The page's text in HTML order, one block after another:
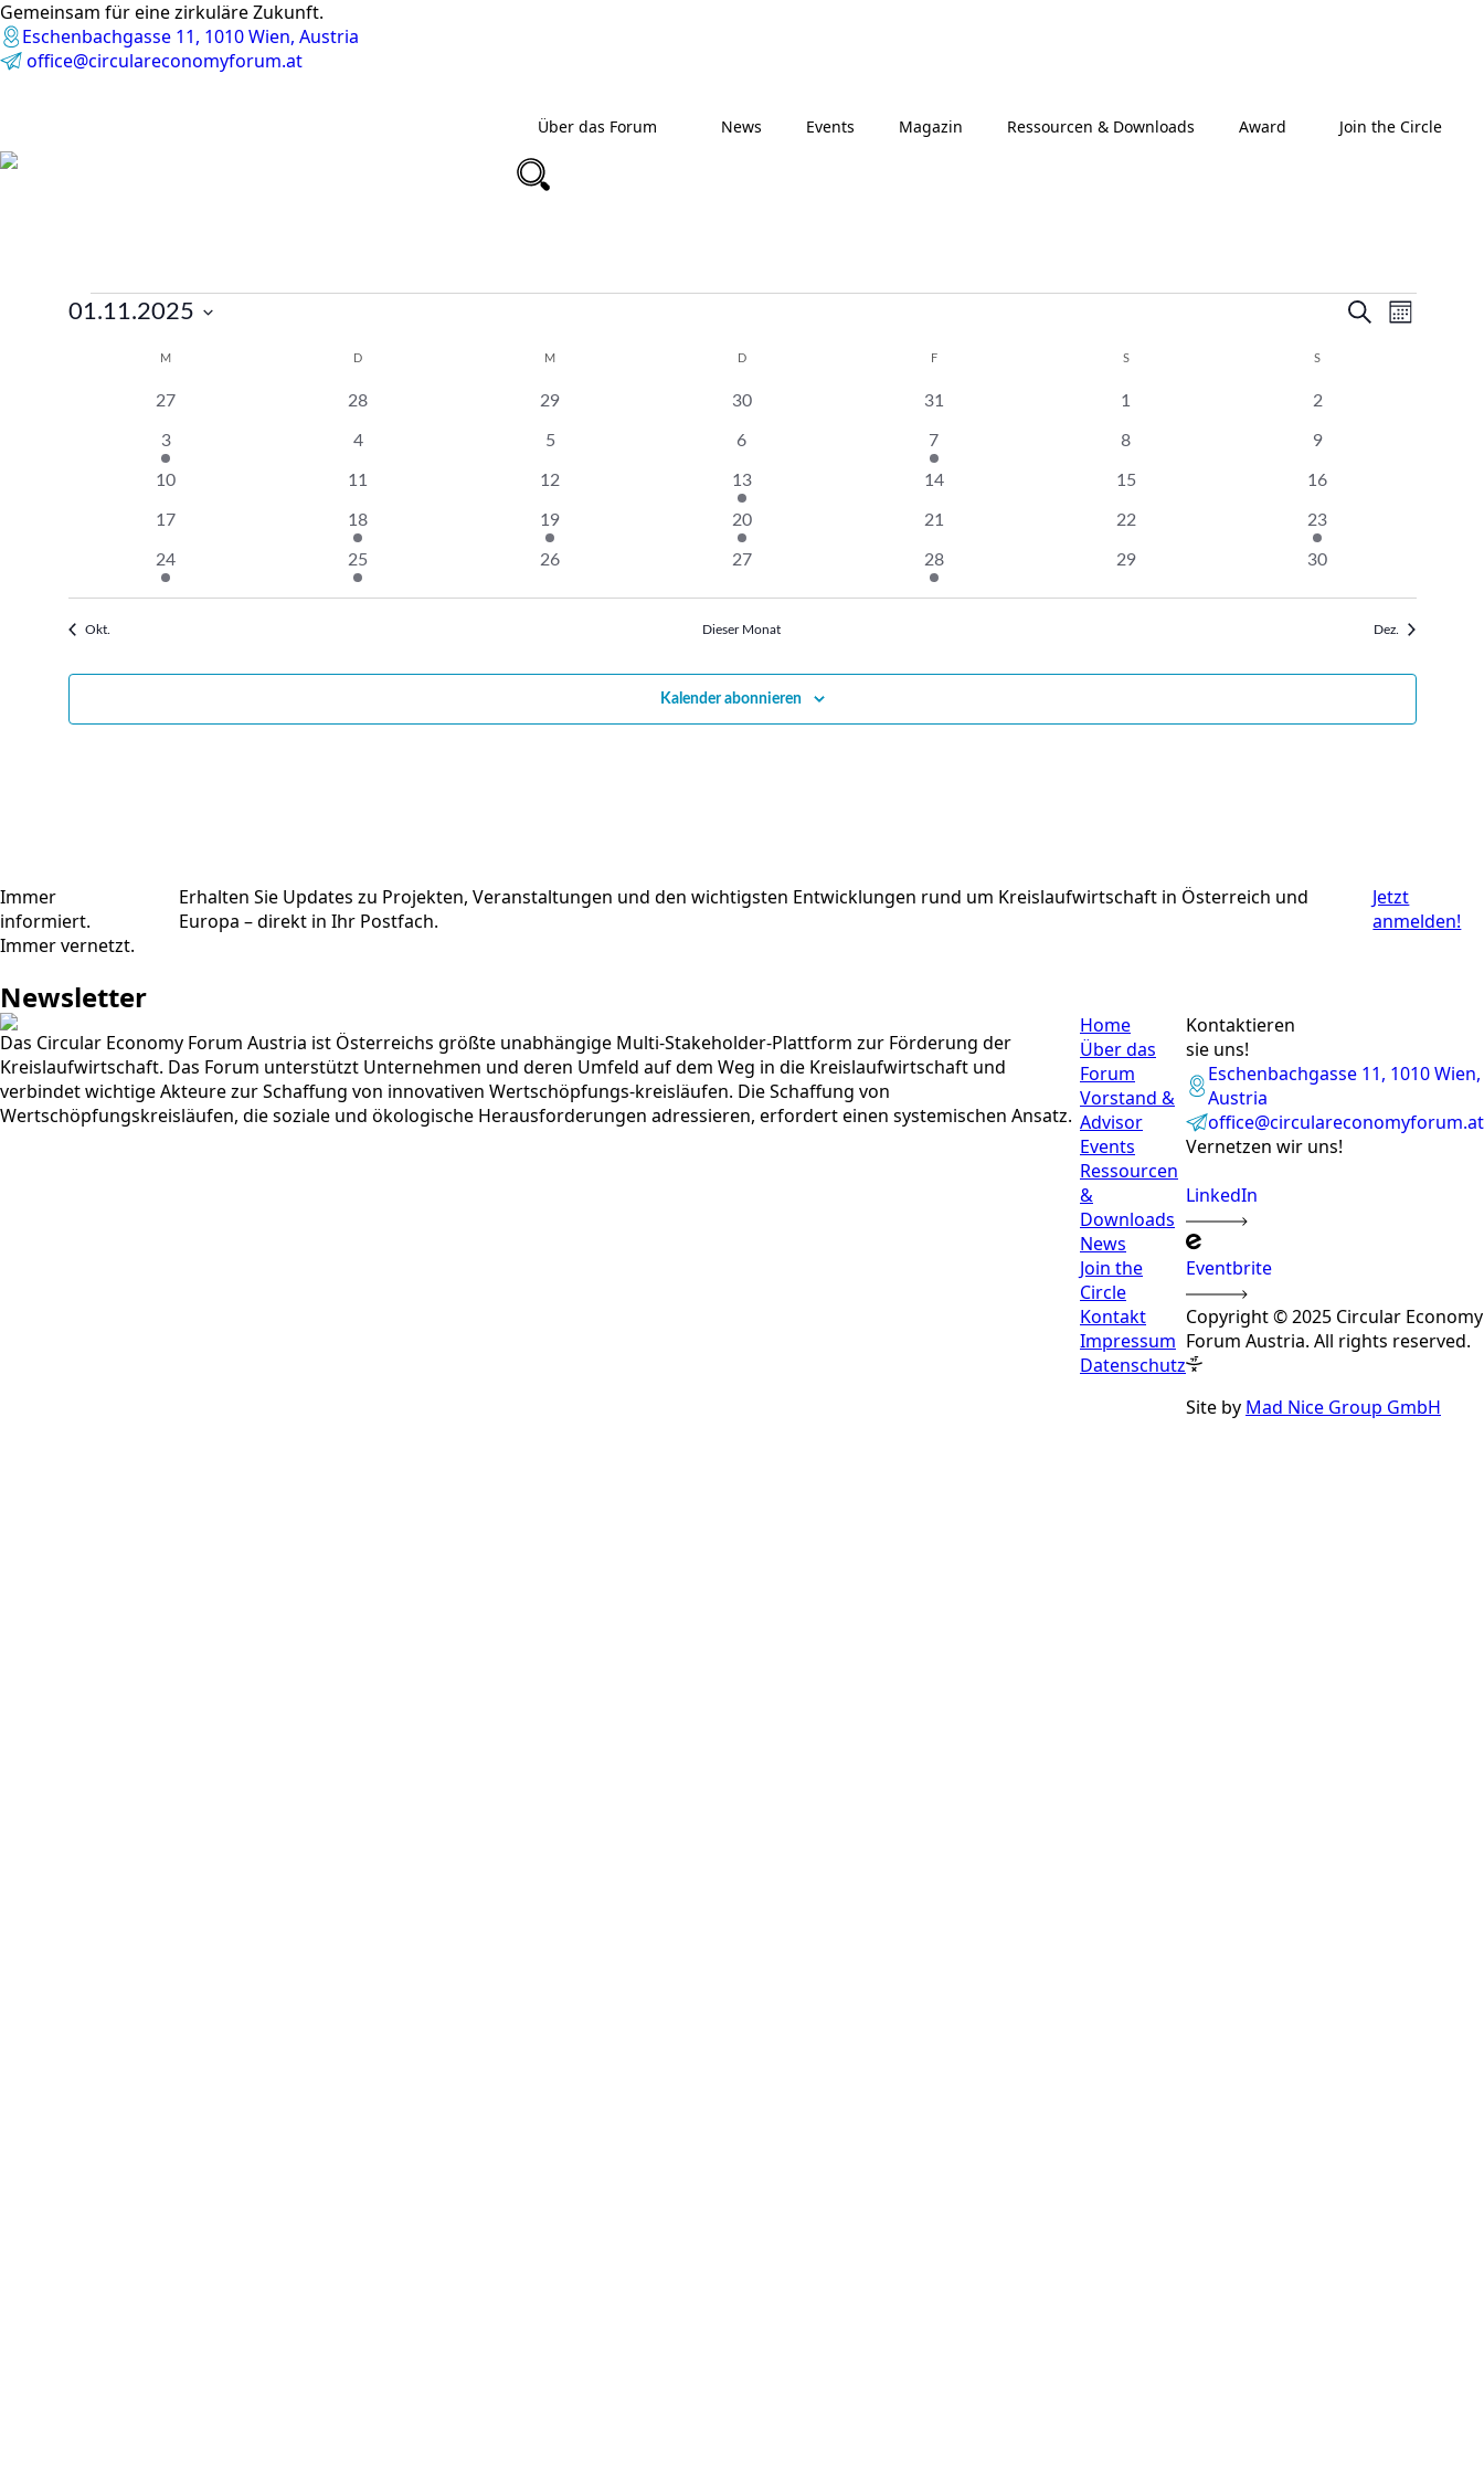
Gemeinsam für eine zirkuläre Zukunft.
Eschenbachgasse 11, 1010 Wien, Austria
office@circulareconomyforum.at
Über das Forum News Events Magazin Ressourcen & Downloads Award Join the Circle
Veranstaltungen SucheMonat
01.11.2025
Kalender
M D M DDONNERSTAG FFREITAG SSAMSTAG S
0
27
0
28
0
29
0
30
0
31
0
1
0
2
1
Veranstaltung
3
0
4
0
5
0
6
1
Veranstaltung
7
0
8
0
9
0
10
0
11
0
12
1
Veranstaltung
13
0
14
0
15
0
16
0
17
1
Veranstaltung
18
1
Veranstaltung
19
1
Veranstaltung
20
0
21
0
22
1
Veranstaltung
23
2
Veranstaltungen
24
1
Veranstaltung
25
0
26
0
27
1
Veranstaltung
28
0
29
0
30
Okt. Dieser Monat Dez.
Kalender abonnieren
Immer
informiert.
Immer vernetzt.
Newsletter
Erhalten Sie Updates zu Projekten, Veranstaltungen und den wichtigsten Entwicklungen rund um Kreislaufwirtschaft in Österreich und
Europa – direkt in Ihr Postfach.
Jetzt
anmelden!
Das Circular Economy Forum Austria ist Österreichs größte unabhängige Multi-Stakeholder-Plattform zur Förderung der
Kreislaufwirtschaft. Das Forum unterstützt Unternehmen und deren Umfeld auf dem Weg in die Kreislaufwirtschaft und
verbindet wichtige Akteure zur Schaffung von innovativen Wertschöpfungs-kreisläufen. Die Schaffung von
Wertschöpfungskreisläufen, die soziale und ökologische Herausforderungen adressieren, erfordert einen systemischen Ansatz.
Home
Über das
Forum
Vorstand &
Advisor
Events
Ressourcen
&
Downloads
News
Join the
Circle
Kontakt
Impressum
Datenschutz
Kontaktieren
sie uns!
Eschenbachgasse 11, 1010 Wien,
Austria
office@circulareconomyforum.at
Vernetzen wir uns!
LinkedIn
Eventbrite
Copyright © 2025 Circular Economy
Forum Austria. All rights reserved.
Site by Mad Nice Group GmbH